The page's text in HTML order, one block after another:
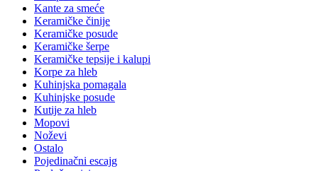
Kante za smeće
Keramičke činije
Keramičke posude
Keramičke šerpe
Keramičke tepsije i kalupi
Korpe za hleb
Kuhinjska pomagala
Kuhinjske posude
Kutije za hleb
Mopovi
Noževi
Ostalo
Pojedinačni escajg